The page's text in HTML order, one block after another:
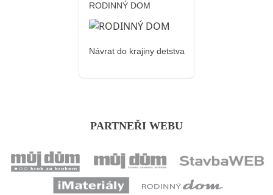
RODINNÝ DOM
Návrat do krajiny detstva
PARTNEŘI WEBU